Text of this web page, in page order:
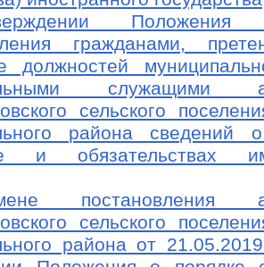
гражданами,
должностей
служащими
сельского
района сведений
и обязательствах
постановления
сельского
района от